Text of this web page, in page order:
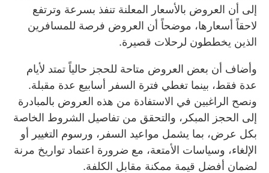
إلى أن العروض بالأسعار المعلنة تنفذ بسرعة وترتفع
لاحقاً أسعارها، موضحاً أن العروض فرصة للمسافرين
الذين يخططون لرحلات قصيرة.
وأضاف أن بعض العروض متاحة للحجز حالياً تمتد لأيام
عدة فقط، بينما تغطي فترة السفر أسابيع عدة مقبلة.
ونصح الراغبين في الاستفادة من هذه العروض بالمبادرة
إلى الحجز المبكر، والتحقق من تفاصيل الشروط الخاصة
بكل عرض، بما يشمل مواعيد السفر، ورسوم التغيير أو
الإلغاء، وسياسات الأمتعة، مع ضرورة اعتماد تواريخ مرنة
لضمان أفضل قيمة ممكنة مقابل الكلفة.